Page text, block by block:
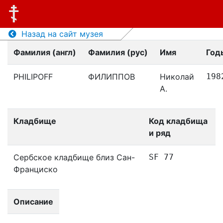
Назад на сайт музея
Фамилия (англ)
Фамилия (рус) Имя
PHILIPOFF ФИЛИППОВ
Николай
А.
Кладбище
Код кладбища
и ряд
Сербское кладбище близ Сан-
Франциско
SF 77
Описание